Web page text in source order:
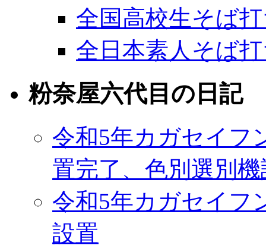
全国高校生そば
全日本素人そば
粉奈屋六代目の日記
令和5年カガセイフ
置完了、色別選別
令和5年カガセイフ
設置